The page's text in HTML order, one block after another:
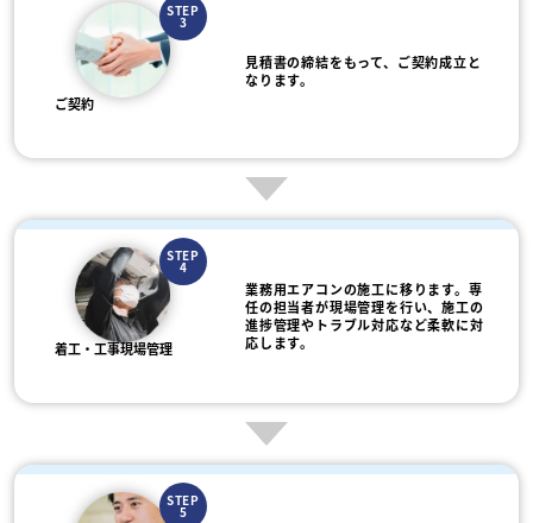
STEP
3
ご契約
見積書の締結をもって、ご契約成立と
なります。
STEP
4
着工・工事現場管理
業務用エアコンの施工に移ります。専
任の担当者が現場管理を行い、施工の
進捗管理やトラブル対応など柔軟に対
応します。
STEP
5